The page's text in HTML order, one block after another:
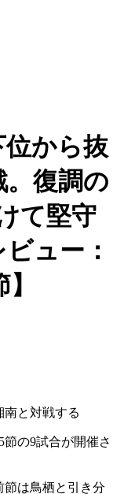
から抜
復調の
て堅守
ュー：
と対戦する
の9試合が開催さ
は鳥栖と引き分